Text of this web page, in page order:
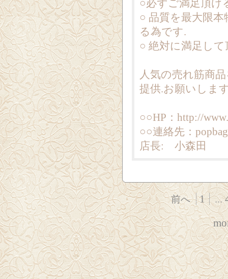
○必ずご満足頂け
○ 品質を最大限
る為です.
○ 絶対に満足し
人気の売れ筋商
提供.お願いしま
○○HP：http://
○○連絡先：
店長: 小森田
前へ 1 ...